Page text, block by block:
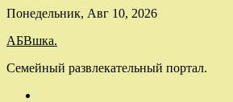
Skip
content
Понедельник, Авг 10, 2026
АБВшка.
Семейный развлекательный портал.